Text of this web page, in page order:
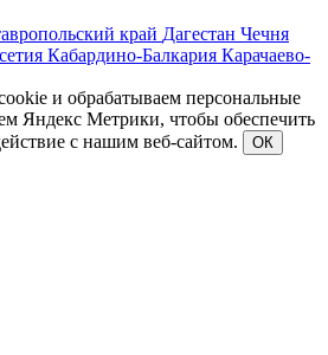
край Дагестан Чечня
Кабардино-Балкария Карачаево-
и обрабатываем персональные
Яндекс Метрики, чтобы обеспечить
с нашим веб-сайтом.
ОК